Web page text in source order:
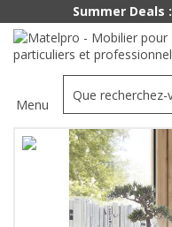
Menu
Summer Deals :